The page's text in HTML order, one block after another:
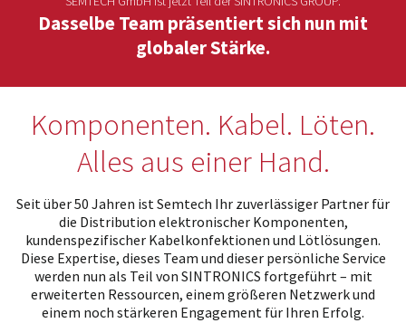
repariert oder ihnen die abgekündigten Baugruppen
aus dem eigenen Lager ersetzt.
Dasselbe Team präsentiert sich nun mit
globaler Stärke.
Komponenten. Kabel. Löten.
Alles aus einer Hand.
Seit über 50 Jahren ist Semtech Ihr zuverlässiger Partner für
die Distribution elektronischer Komponenten,
kundenspezifischer Kabelkonfektionen und Lötlösungen.
Diese Expertise, dieses Team und dieser persönliche Service
werden nun als Teil von SINTRONICS fortgeführt – mit
erweiterten Ressourcen, einem größeren Netzwerk und
einem noch stärkeren Engagement für Ihren Erfolg.